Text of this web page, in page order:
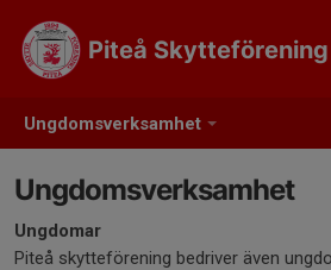
Ungdomsverksamhet
Piteå Skytteförening
Ungdomsverksamhet
Ungdomar
Piteå skytteförening bedriver även